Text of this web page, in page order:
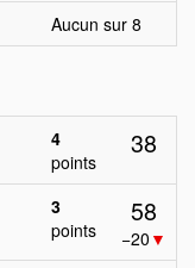
Aucun sur 8
4
points
38
3
points
58
−20 ▼